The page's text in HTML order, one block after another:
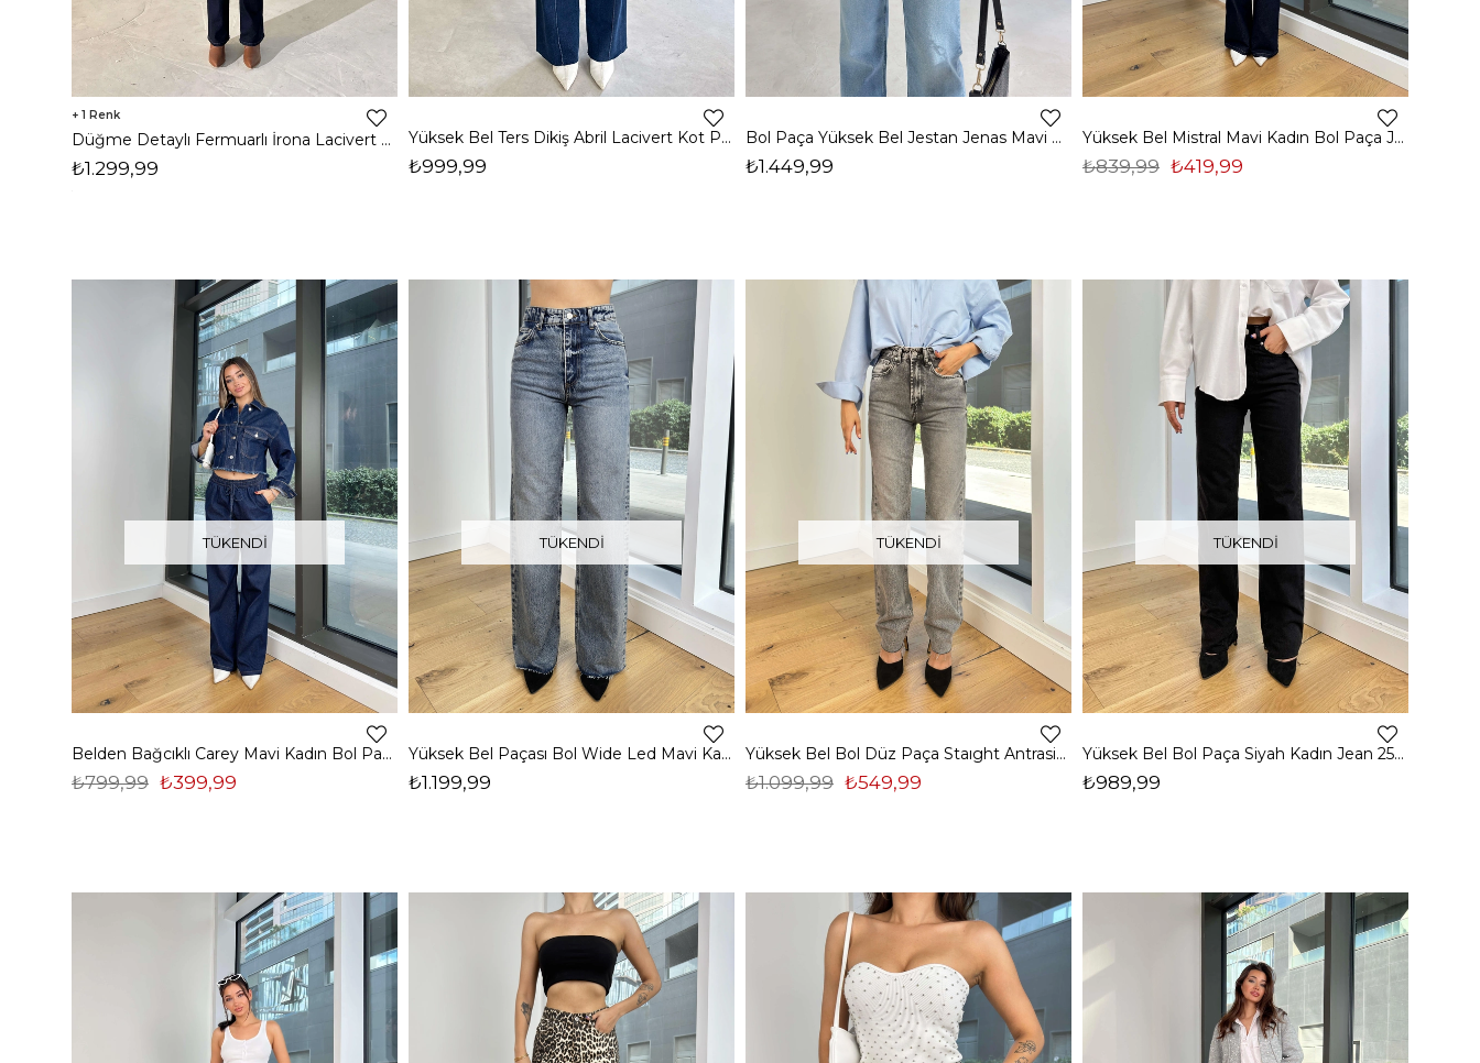
1
Düğme Detaylı Fermuarlı İrona Lacivert Kadın Jean 26K408
₺1.299,99
Yüksek Bel Ters Dikiş Abril Lacivert Kot Pantolon 26K371
₺999,99
Bol Paça Yüksek Bel Jestan Jenas Mavi Kadın Pantolon 26K083
₺1.449,99
Yüksek Bel Mistral Mavi Kadın Bol Paça Jean 25Y028
₺419,99
₺839,99
TÜKENDI
Belden Bağcıklı Carey Mavi Kadın Bol Paça Jean 25Y027
₺399,99
₺799,99
TÜKENDI
Yüksek Bel Paçası Bol Wide Led Mavi Kadın Jean 25K160
₺1.199,99
TÜKENDI
Yüksek Bel Bol Düz Paça Staıght Antrasit Kadın Jean 25K157
₺549,99
₺1.099,99
TÜKENDI
Yüksek Bel Bol Paça Siyah Kadın Jean 25K158
₺989,99